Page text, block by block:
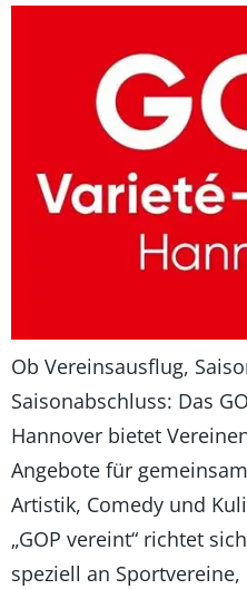
Ob Vereinsausflug,
Saisonabschluss: Das
Hannover bietet
Angebote für
Artistik, Comedy und
„GOP vereint“ richtet
speziell an